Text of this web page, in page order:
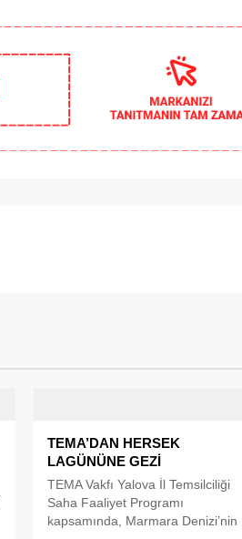
TEMA’DAN HERSEK
LAGÜNÜNE GEZİ
TEMA Vakfı Yalova İl Temsilciliği
Saha Faaliyet Programı
kapsamında, Marmara Denizi’nin